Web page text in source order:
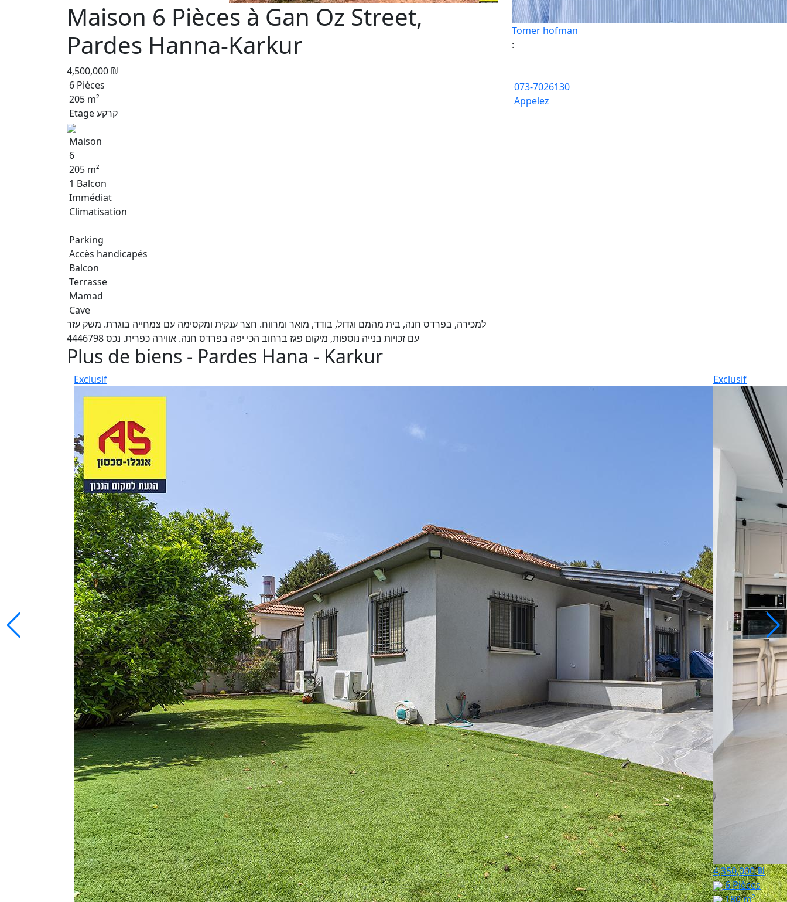
Maison 6 Pièces à Gan Oz Street,
Pardes Hanna-Karkur
4,500,000 ₪
6 Pièces
205 m²
Etage קרקע
Maison
6
205 m²
1 Balcon
Immédiat
Climatisation
Parking
Accès handicapés
Balcon
Terrasse
Mamad
Cave
למכירה, בפרדס חנה, בית מהמם וגדול, בודד, מואר ומרווח. חצר ענקית ומקסימה עם צמחייה בוגרת. משק עזר
עם זכויות בנייה נוספות, מיקום פגז ברחוב הכי יפה בפרדס חנה. אווירה כפרית. נכס 4446798
Tomer hofman
:
073-7026130
Appelez
Plus de biens - Pardes Hana - Karkur
Exclusif Exclusif
4,350,000 ₪
6 Pièces
180 m²